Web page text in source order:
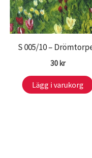
S 005/10 –
30kr
Lägg i varukorg